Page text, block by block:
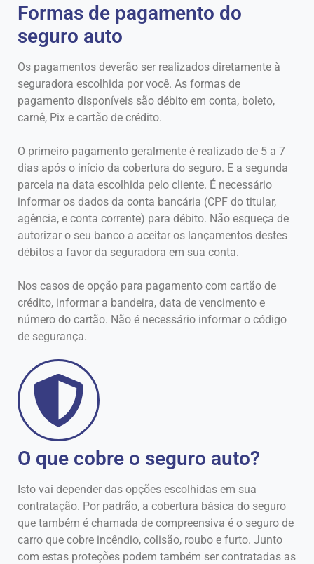
Formas de pagamento do
seguro auto
Os pagamentos deverão ser realizados diretamente à
seguradora escolhida por você. As formas de
pagamento disponíveis são débito em conta, boleto,
carnê, Pix e cartão de crédito.
O primeiro pagamento geralmente é realizado de 5 a 7
dias após o início da cobertura do seguro. E a segunda
parcela na data escolhida pelo cliente. É necessário
informar os dados da conta bancária (CPF do titular,
agência, e conta corrente) para débito. Não esqueça de
autorizar o seu banco a aceitar os lançamentos destes
débitos a favor da seguradora em sua conta.
Nos casos de opção para pagamento com cartão de
crédito, informar a bandeira, data de vencimento e
número do cartão. Não é necessário informar o código
de segurança.
O que cobre o seguro auto?
Isto vai depender das opções escolhidas em sua
contratação. Por padrão, a cobertura básica do seguro
que também é chamada de compreensiva é o seguro de
carro que cobre incêndio, colisão, roubo e furto. Junto
com estas proteções podem também ser contratadas as